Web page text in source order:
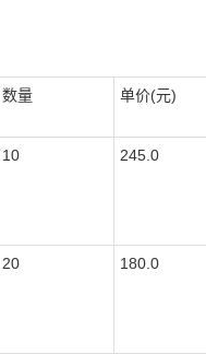
数量 单价(元)
10 245.0
20 180.0